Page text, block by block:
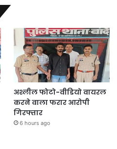
अश्लील फोटो-वीडियो वायरल
करने वाला फरार आरोपी
गिरफ्तार
6 hours ago